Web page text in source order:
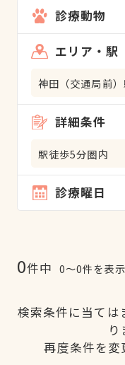
診療動物
エリア・駅
神田（交通局前）
詳細条件
駅徒歩5分圏内
診療曜日
0件中 0〜0件を表示
検索条件に当ては
り
再度条件を変